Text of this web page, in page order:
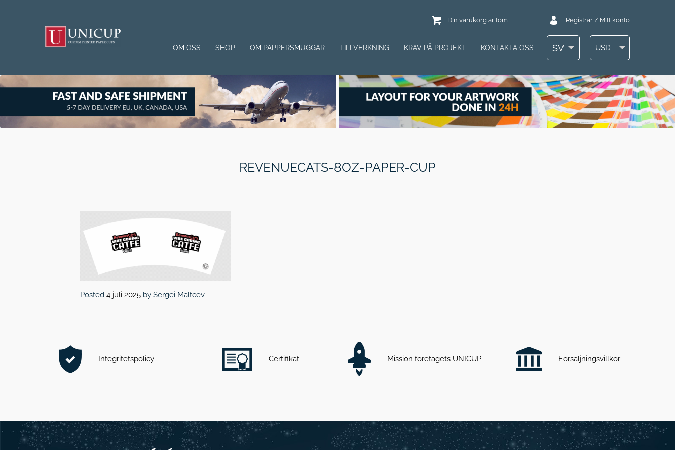
Din varukorg är tom Registrar / Mitt konto
OM OSS SHOP OM PAPPERSMUGGAR TILLVERKNING KRAV PÅ PROJEKT KONTAKTA OSS SV USD
REVENUECATS-8OZ-PAPER-CUP
Posted 4 juli 2025 by Sergei Maltcev
Integritetspolicy Certifikat Mission företagets UNICUP Försäljningsvillkor